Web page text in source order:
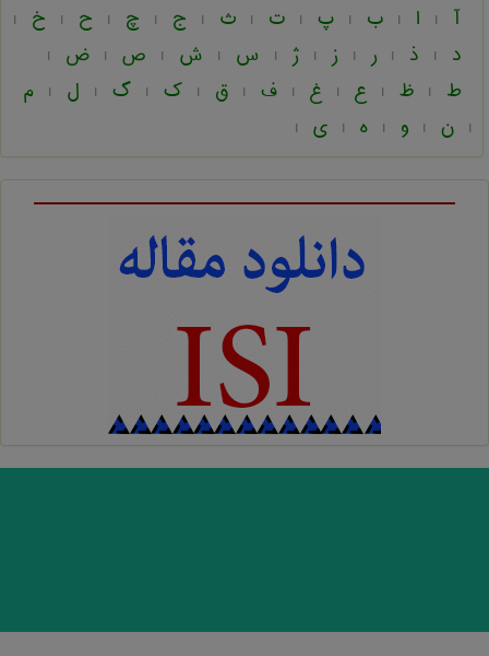
آ | ا | ب | پ | ت | ث | ج | چ | ح | خ |
د | ذ | ر | ز | ژ | س | ش | ص | ض |
ط | ظ | ع | غ | ف | ق | ک | گ | ل | م
| ن | و | ه | ی |